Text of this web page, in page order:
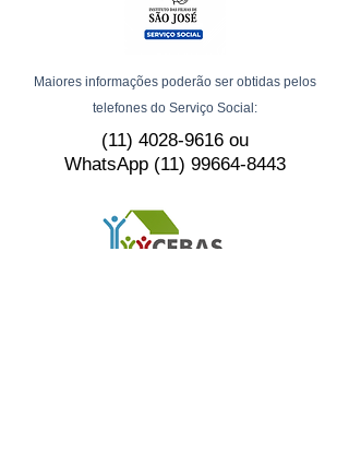
Maiores informações poderão ser obtidas pelos
telefones do Serviço Social:
(11) 4028-9616ou
WhatsApp (11) 99664-8443